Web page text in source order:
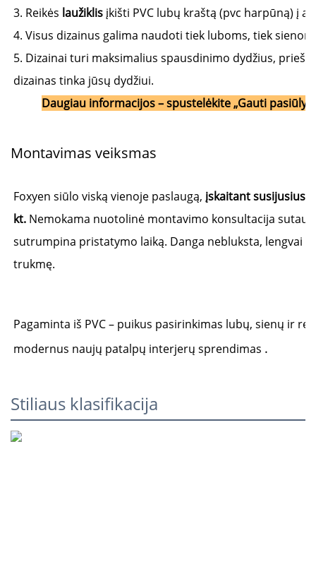
3. Reikės laužiklis įkišti PVC lubų kraštą (pvc harpūną) į
4. Visus dizainus galima naudoti tiek luboms, tiek
5. Dizainai turi maksimalius spausdinimo dydžius, prieš
Daugiau informacijos – spustelėkite „Gauti
Montavimas veiksmas
Foxyen siūlo viską vienoje paslaugą, įskaitant susijusius
kt. Nemokama nuotolinė montavimo konsultacija
sutrumpina pristatymo laiką. Danga nebluksta, lengvai
Pagaminta iš PVC – puikus pasirinkimas lubų, sienų ir
modernus naujų patalpų interjerų sprendimas .
Stiliaus klasifikacija